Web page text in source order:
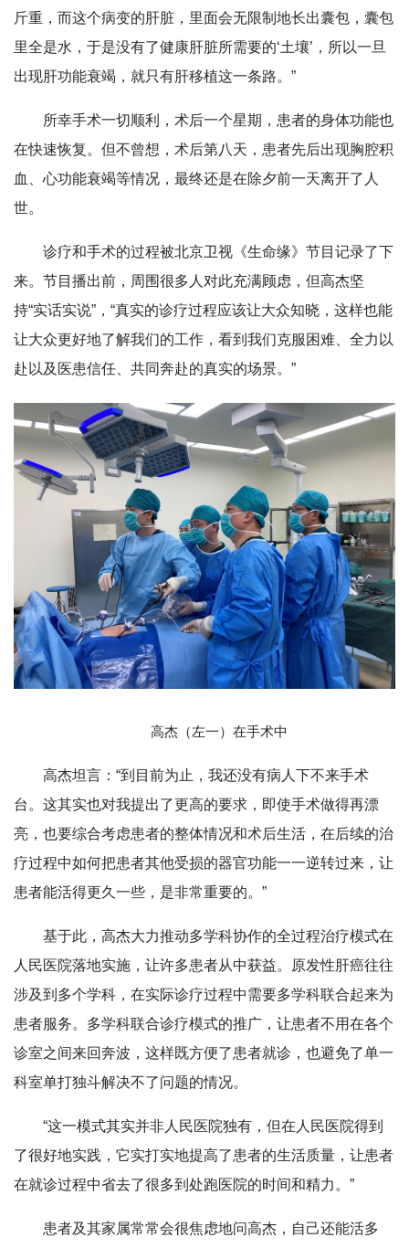
斤重，而这个病变的肝脏，里面会无限制地长出囊包，囊包
里全是水，于是没有了健康肝脏所需要的‘土壤’，所以一旦
出现肝功能衰竭，就只有肝移植这一条路。”
所幸手术一切顺利，术后一个星期，患者的身体功能也
在快速恢复。但不曾想，术后第八天，患者先后出现胸腔积
血、心功能衰竭等情况，最终还是在除夕前一天离开了人
世。
诊疗和手术的过程被北京卫视《生命缘》节目记录了下
来。节目播出前，周围很多人对此充满顾虑，但高杰坚
持“实话实说”，“真实的诊疗过程应该让大众知晓，这样也能
让大众更好地了解我们的工作，看到我们克服困难、全力以
赴以及医患信任、共同奔赴的真实的场景。”
高杰（左一）在手术中
高杰坦言：“到目前为止，我还没有病人下不来手术
台。这其实也对我提出了更高的要求，即使手术做得再漂
亮，也要综合考虑患者的整体情况和术后生活，在后续的治
疗过程中如何把患者其他受损的器官功能一一逆转过来，让
患者能活得更久一些，是非常重要的。”
基于此，高杰大力推动多学科协作的全过程治疗模式在
人民医院落地实施，让许多患者从中获益。原发性肝癌往往
涉及到多个学科，在实际诊疗过程中需要多学科联合起来为
患者服务。多学科联合诊疗模式的推广，让患者不用在各个
诊室之间来回奔波，这样既方便了患者就诊，也避免了单一
科室单打独斗解决不了问题的情况。
“这一模式其实并非人民医院独有，但在人民医院得到
了很好地实践，它实打实地提高了患者的生活质量，让患者
在就诊过程中省去了很多到处跑医院的时间和精力。”
患者及其家属常常会很焦虑地问高杰，自己还能活多